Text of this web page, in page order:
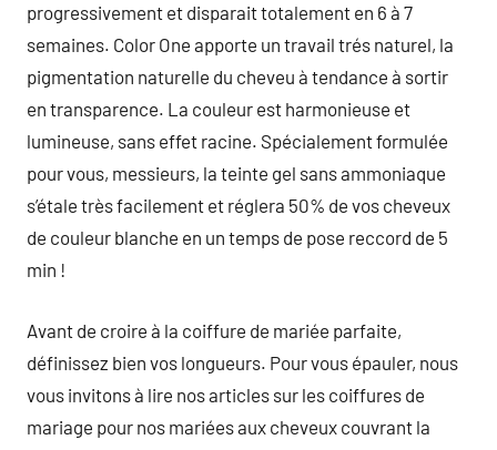
progressivement et disparait totalement en 6 à 7
semaines. Color One apporte un travail trés naturel, la
pigmentation naturelle du cheveu à tendance à sortir
en transparence. La couleur est harmonieuse et
lumineuse, sans effet racine. Spécialement formulée
pour vous, messieurs, la teinte gel sans ammoniaque
s’étale très facilement et réglera 50% de vos cheveux
de couleur blanche en un temps de pose reccord de 5
min !
Avant de croire à la coiffure de mariée parfaite,
définissez bien vos longueurs. Pour vous épauler, nous
vous invitons à lire nos articles sur les coiffures de
mariage pour nos mariées aux cheveux couvrant la